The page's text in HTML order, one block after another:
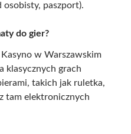
paszport).
do gier?
w Warszawskim
klasycznych grach
takich jak ruletka,
tam elektronicznych